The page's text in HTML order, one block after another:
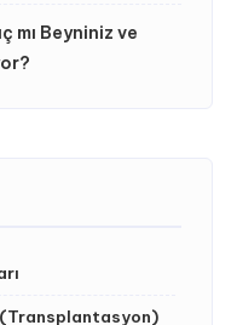
mı Beyniniz ve
(Transplantasyon)